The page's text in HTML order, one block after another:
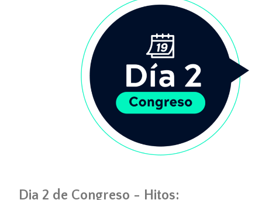
Dia 2 de Congreso - Hitos: